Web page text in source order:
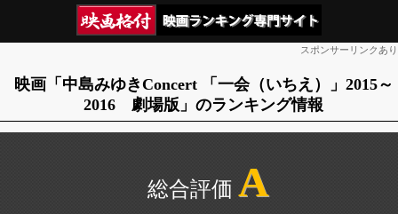
スポンサーリンクあり
映画「中島みゆきConcert 「一会（いちえ）」2015～
2016 劇場版」のランキング情報
A